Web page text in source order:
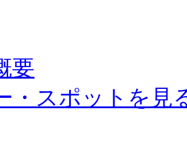
要
・スポットを見